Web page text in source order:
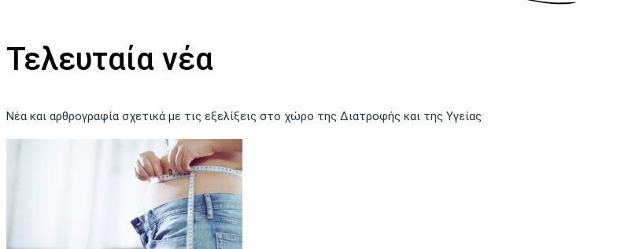
Τελευταία νέα
Νέα και αρθρογραφία σχετικά με τις εξελίξεις στο χώρο της Διατροφής και της Υγείας